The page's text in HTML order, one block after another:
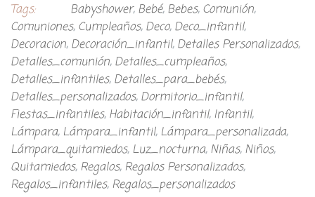
Tags:
Babyshower, Bebé, Bebes, Comunión,
Comuniones, Cumpleaños, Deco, Deco_infantil,
Decoracion, Decoración_infantil, Detalles Personalizados,
Detalles_comunión, Detalles_cumpleaños,
Detalles_infantiles, Detalles_para_bebés,
Detalles_personalizados, Dormitorio_infantil,
Fiestas_infantiles, Habitación_infantil, Infantil,
Lámpara, Lámpara_infantil, Lámpara_personalizada,
Lámpara_quitamiedos, Luz_nocturna, Niñas, Niños,
Quitamiedos, Regalos, Regalos Personalizados,
Regalos_infantiles, Regalos_personalizados